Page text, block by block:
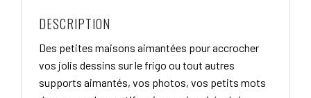
DESCRIPTION
Des petites maisons aimantées pour accrocher
vos jolis dessins sur le frigo ou tout autres
supports aimantés, vos photos, vos petits mots